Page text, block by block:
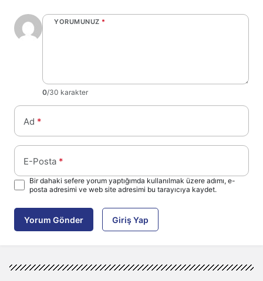
YORUMUNUZ *
0/30 karakter
Ad *
E-Posta *
Bir dahaki sefere yorum yaptığımda kullanılmak üzere adımı, e-
posta adresimi ve web site adresimi bu tarayıcıya kaydet.
Yorum Gönder Giriş Yap